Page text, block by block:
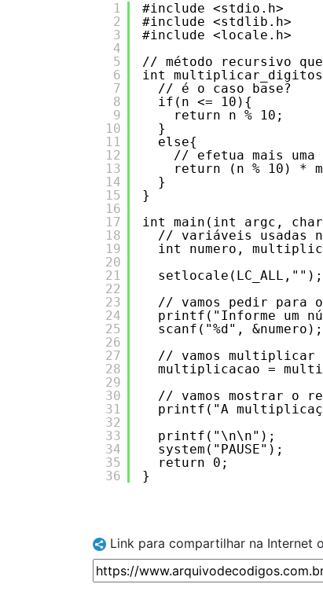
1
2
3
4
5
6
7
8
9
10
11
12
13
14
15
16
17
18
19
20
21
22
23
24
25
26
27
28
29
30
31
32
33
34
35
36
#include <stdio.h>
#include <stdlib.h>
#include <locale.h>
// método recursivo
int
// é o caso base?
if(n <= 10){
return n % 10;
}
else{
// efetua mais uma
return (n % 10) *
}
}
int main(int argc,
// variáveis usadas
int numero,
// vamos pedir para
printf("Informe um
scanf("%d", &numero);
// vamos multiplicar
multiplicacao =
// vamos mostrar o
printf("A
printf("\n\n");
system("PAUSE");
return 0;
}
Link para compartilhar na Internet